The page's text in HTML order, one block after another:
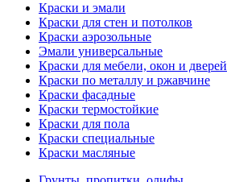
Краски и эмали
Краски для стен и потолков
Краски аэрозольные
Эмали универсальные
Краски для мебели, окон и дверей
Краски по металлу и ржавчине
Краски фасадные
Краски термостойкие
Краски для пола
Краски специальные
Краски масляные